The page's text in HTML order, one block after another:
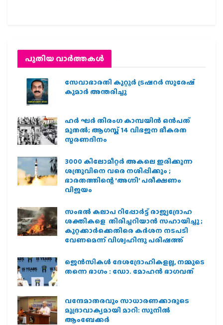
പുതിയ വാര്‍ത്തകള്‍
സേവാഭാരതി കുറ്റൂർ ട്രഷറർ സുരേഷ്
കുമാർ അന്തരിച്ചു
ഹര്‍ ഘര്‍ തിരംഗ കാമ്പയിന്‍ ഒന്‍പത്
മുതല്‍; ആഗസ്ത് 14 വിഭജന ഭീകരത
സ്മരണദിനം
3000 കിലോമീറ്റർ അകലെ ഇരിക്കുന്ന
ശത്രുവിനെ വരെ നശിപ്പിക്കും ;
ഭാരതത്തിന്റെ ‘അഗ്നി’ പരീക്ഷണം
വിജയം
സംഭൽ കലാപ റിപ്പോർട്ട് രാജ്യദ്രോഹ
ശക്തികളെ തിരിച്ചറിയാൻ സഹായിച്ചു ;
കുറ്റക്കാർക്കെതിരെ കർശന നടപടി
വേണമെന്ന് വിശ്വഹിന്ദു പരിഷത്ത്
ജെന്‍സികള്‍ ദേശദ്രോഹികളല്ല, നമ്മുടെ
തന്നെ ഭാഗം : ഡോ. മോഹന്‍ ഭാഗവത്
വന്ദേമാതരവും സാധാരണക്കാരുടെ
മുദ്രാവാക്യമായി മാറി: സുനിൽ
ആംബേക്കർ